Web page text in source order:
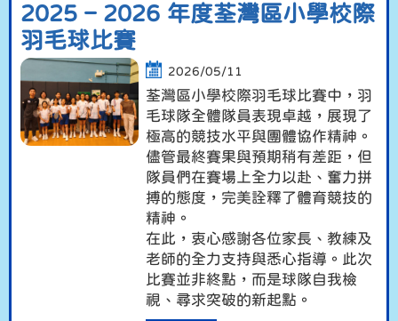
2025 – 2026 年度荃灣區小學校際
羽毛球比賽
2026/05/11
荃灣區小學校際羽毛球比賽中，羽
毛球隊全體隊員表現卓越，展現了
極高的競技水平與團體協作精神。
儘管最終賽果與預期稍有差距，但
隊員們在賽場上全力以赴、奮力拼
搏的態度，完美詮釋了體育競技的
精神。
在此，衷心感謝各位家長、教練及
老師的全力支持與悉心指導。此次
比賽並非終點，而是球隊自我檢
視、尋求突破的新起點。